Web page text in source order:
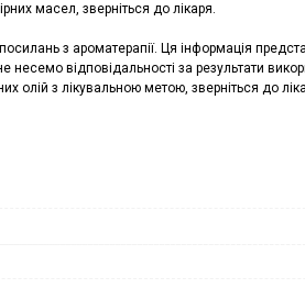
масел, зверніться до лікаря.
з ароматерапії. Ця інформація
відповідальності за результати
олій з лікувальною метою, зверніться до